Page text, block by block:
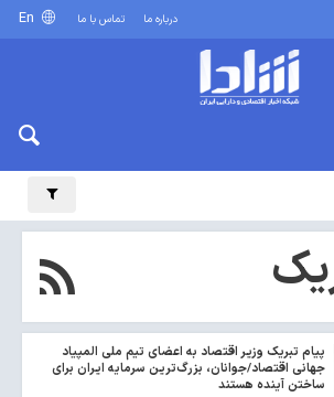
درباره ما تماس با ما
پیام تبریک وزیر اقتصاد به اعضای تیم ملی المپیاد
جهانی اقتصاد/جوانان، بزرگ‌ترین سرمایه ایران برای
ساختن آینده‌ هستند